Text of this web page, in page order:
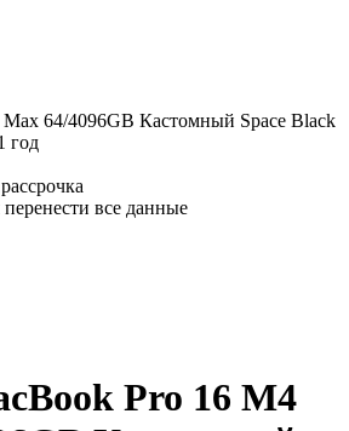
64/4096GB Кастомный Space Black
год
все данные
Pro 16 M4